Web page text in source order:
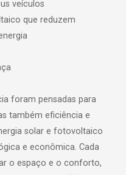
veículos
que reduzem
foram pensadas para
também eficiência e
solar e fotovoltaico
e econômica. Cada
o espaço e o conforto,